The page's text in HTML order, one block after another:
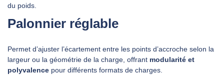
du poids.
Palonnier réglable
Permet d’ajuster l’écartement entre les points d’accroche selon la
largeur ou la géométrie de la charge, offrant modularité et
polyvalence pour différents formats de charges.